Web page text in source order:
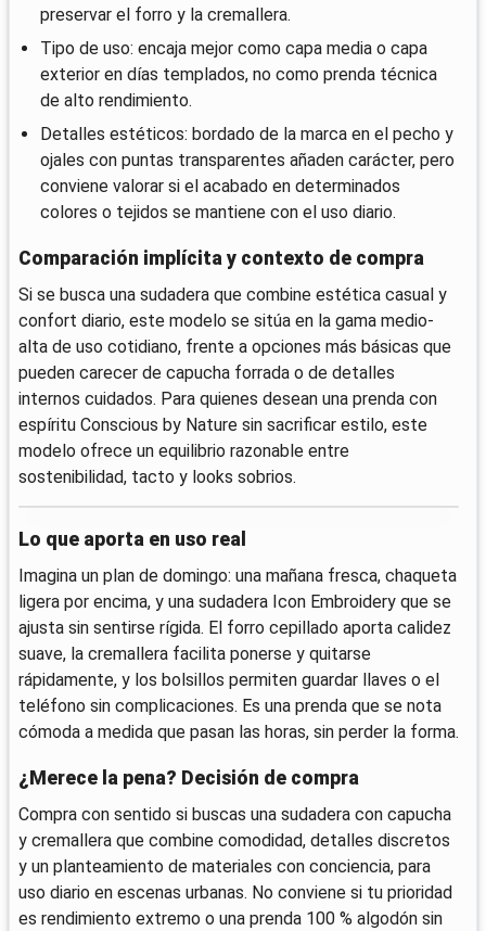
preservar el forro y la cremallera.
Tipo de uso: encaja mejor como capa media o capa
exterior en días templados, no como prenda técnica
de alto rendimiento.
Detalles estéticos: bordado de la marca en el pecho y
ojales con puntas transparentes añaden carácter, pero
conviene valorar si el acabado en determinados
colores o tejidos se mantiene con el uso diario.
Comparación implícita y contexto de compra
Si se busca una sudadera que combine estética casual y
confort diario, este modelo se sitúa en la gama medio-
alta de uso cotidiano, frente a opciones más básicas que
pueden carecer de capucha forrada o de detalles
internos cuidados. Para quienes desean una prenda con
espíritu Conscious by Nature sin sacrificar estilo, este
modelo ofrece un equilibrio razonable entre
sostenibilidad, tacto y looks sobrios.
Lo que aporta en uso real
Imagina un plan de domingo: una mañana fresca, chaqueta
ligera por encima, y una sudadera Icon Embroidery que se
ajusta sin sentirse rígida. El forro cepillado aporta calidez
suave, la cremallera facilita ponerse y quitarse
rápidamente, y los bolsillos permiten guardar llaves o el
teléfono sin complicaciones. Es una prenda que se nota
cómoda a medida que pasan las horas, sin perder la forma.
¿Merece la pena? Decisión de compra
Compra con sentido si buscas una sudadera con capucha
y cremallera que combine comodidad, detalles discretos
y un planteamiento de materiales con conciencia, para
uso diario en escenas urbanas. No conviene si tu prioridad
es rendimiento extremo o una prenda 100 % algodón sin